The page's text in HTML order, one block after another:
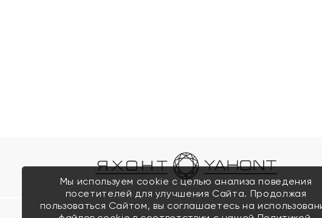
Мы используем cookie с целью анализа поведения
посетителей для улучшения Сайта. Продолжая
пользоваться Сайтом, вы соглашаетесь на